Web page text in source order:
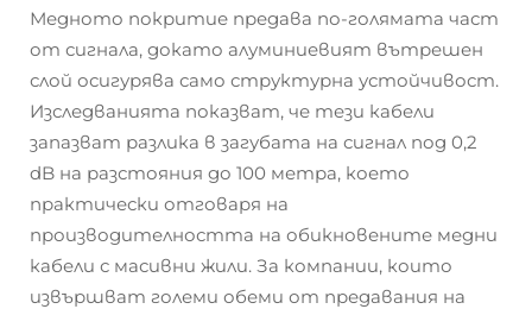
Медното покритие предава по-голямата част
от сигнала, докато алуминиевият вътрешен
слой осигурява само структурна устойчивост.
Изследванията показват, че тези кабели
запазват разлика в загубата на сигнал под 0,2
dB на разстояния до 100 метра, което
практически отговаря на
производителността на обикновените медни
кабели с масивни жили. За компании, които
извършват големи обеми от предавания на